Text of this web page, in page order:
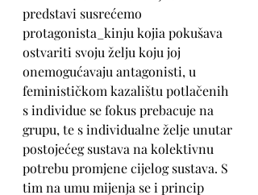
predstavi susrećemo
protagonista_kinju kojia pokušava
ostvariti svoju želju koju joj
onemogućavaju antagonisti, u
feminističkom kazalištu potlačenih
s individue se fokus prebacuje na
grupu, te s individualne želje unutar
postojećeg sustava na kolektivnu
potrebu promjene cijelog sustava. S
tim na umu mijenja se i princip